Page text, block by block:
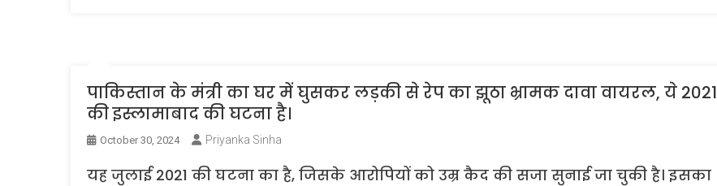
पाकिस्तान के मंत्री का घर में घुसकर लड़की से रेप का झूठा भ्रामक दावा वायरल, ये 2021
की इस्लामाबाद की घटना है।
October 30, 2024 Priyanka Sinha
यह जुलाई 2021 की घटना का है, जिसके आरोपियों को उम्र कैद की सजा सुनाई जा चुकी है। इसका